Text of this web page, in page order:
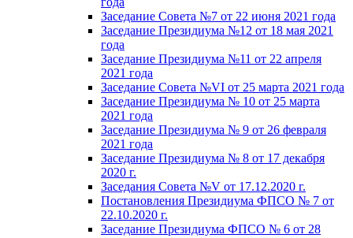
Заседание Совета №7 от 22 июня 2021 года
Заседание Президиума №12 от 18 мая 2021
года
Заседание Президиума №11 от 22 апреля
2021 года
Заседание Совета №VI от 25 марта 2021 года
Заседание Президиума № 10 от 25 марта
2021 года
Заседание Президиума № 9 от 26 февраля
2021 года
Заседание Президиума № 8 от 17 декабря
2020 г.
Заседания Совета №V от 17.12.2020 г.
Постановления Президиума ФПСО № 7 от
22.10.2020 г.
Заседание Президиума ФПСО № 6 от 28